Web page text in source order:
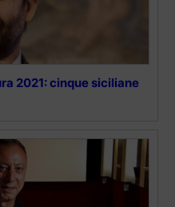
2021: cinque siciliane